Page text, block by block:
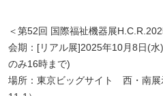
＜第52回 国際福祉機器展
会期：[リアル展]2025年10月8日(
のみ16時まで)
場所：東京ビッグサイト 西・南展